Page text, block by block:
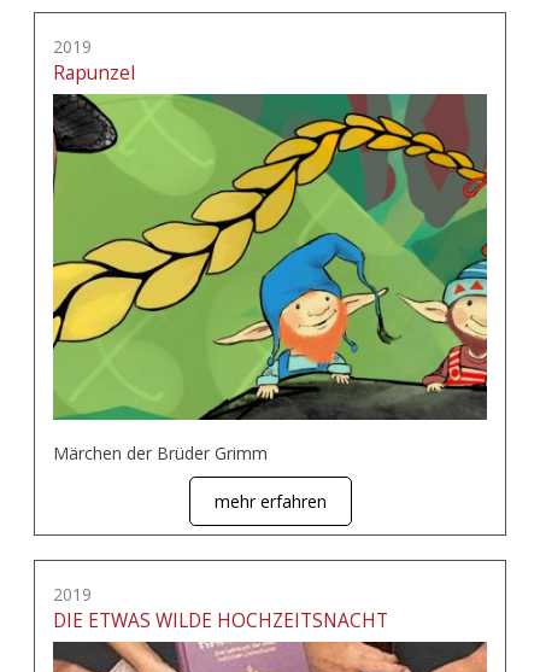
2019
Rapunzel
Märchen der Brüder Grimm
mehr erfahren
2019
DIE ETWAS WILDE HOCHZEITSNACHT